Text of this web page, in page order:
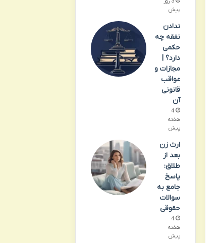
پیش
ندادن
نفقه چه
حکمی
دارد؟ |
مجازات و
عواقب
قانونی
آن
4
هفته
پیش
ارث زن
بعد از
طلاق:
پاسخ
جامع به
سوالات
حقوقی
4
هفته
پیش